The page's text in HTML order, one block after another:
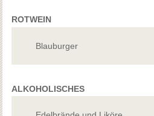
ROTWEIN
Blauburger
ALKOHOLISCHES